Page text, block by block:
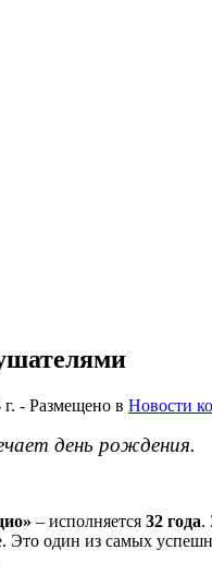
- Размещено в Новости
день рождения.
– исполняется 32 года.
Это один из самых